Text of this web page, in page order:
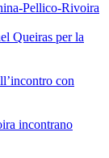
Pellico-Rivoira
Queiras per la
con
incontrano